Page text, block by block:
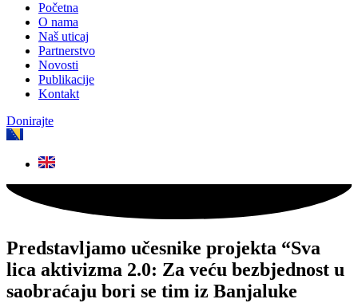
Početna
O nama
Naš uticaj
Partnerstvo
Novosti
Publikacije
Kontakt
Donirajte
Predstavljamo učesnike projekta “Sva
lica aktivizma 2.0: Za veću bezbjednost u
saobraćaju bori se tim iz Banjaluke